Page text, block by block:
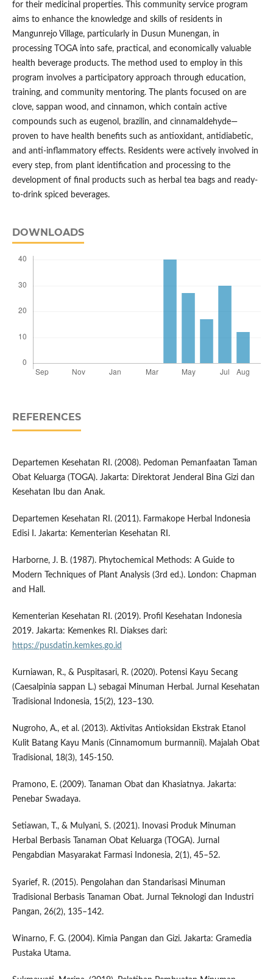
for their medicinal properties. This community service program
aims to enhance the knowledge and skills of residents in
Mangunrejo Village, particularly in Dusun Munengan, in
processing TOGA into safe, practical, and economically valuable
health beverage products. The method used to employ in this
program involves a participatory approach through education,
training, and community mentoring. The plants focused on are
clove, sappan wood, and cinnamon, which contain active
compounds such as eugenol, brazilin, and cinnamaldehyde—
proven to have health benefits such as antioxidant, antidiabetic,
and anti-inflammatory effects. Residents were actively involved in
every step, from plant identification and processing to the
development of final products such as herbal tea bags and ready-
to-drink spiced beverages.
DOWNLOADS
REFERENCES
Departemen Kesehatan RI. (2008). Pedoman Pemanfaatan Taman
Obat Keluarga (TOGA). Jakarta: Direktorat Jenderal Bina Gizi dan
Kesehatan Ibu dan Anak.
Departemen Kesehatan RI. (2011). Farmakope Herbal Indonesia
Edisi I. Jakarta: Kementerian Kesehatan RI.
Harborne, J. B. (1987). Phytochemical Methods: A Guide to
Modern Techniques of Plant Analysis (3rd ed.). London: Chapman
and Hall.
Kementerian Kesehatan RI. (2019). Profil Kesehatan Indonesia
2019. Jakarta: Kemenkes RI. Diakses dari:
https://pusdatin.kemkes.go.id
Kurniawan, R., & Puspitasari, R. (2020). Potensi Kayu Secang
(Caesalpinia sappan L.) sebagai Minuman Herbal. Jurnal Kesehatan
Tradisional Indonesia, 15(2), 123–130.
Nugroho, A., et al. (2013). Aktivitas Antioksidan Ekstrak Etanol
Kulit Batang Kayu Manis (Cinnamomum burmannii). Majalah Obat
Tradisional, 18(3), 145-150.
Pramono, E. (2009). Tanaman Obat dan Khasiatnya. Jakarta:
Penebar Swadaya.
Setiawan, T., & Mulyani, S. (2021). Inovasi Produk Minuman
Herbal Berbasis Tanaman Obat Keluarga (TOGA). Jurnal
Pengabdian Masyarakat Farmasi Indonesia, 2(1), 45–52.
Syarief, R. (2015). Pengolahan dan Standarisasi Minuman
Tradisional Berbasis Tanaman Obat. Jurnal Teknologi dan Industri
Pangan, 26(2), 135–142.
Winarno, F. G. (2004). Kimia Pangan dan Gizi. Jakarta: Gramedia
Pustaka Utama.